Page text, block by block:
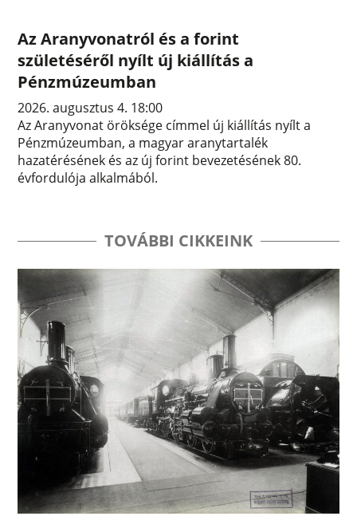
Az Aranyvonatról és a forint
születéséről nyílt új kiállítás a
Pénzmúzeumban
2026. augusztus 4. 18:00
Az Aranyvonat öröksége címmel új kiállítás nyílt a
Pénzmúzeumban, a magyar aranytartalék
hazatérésének és az új forint bevezetésének 80.
évfordulója alkalmából.
TOVÁBBI CIKKEINK